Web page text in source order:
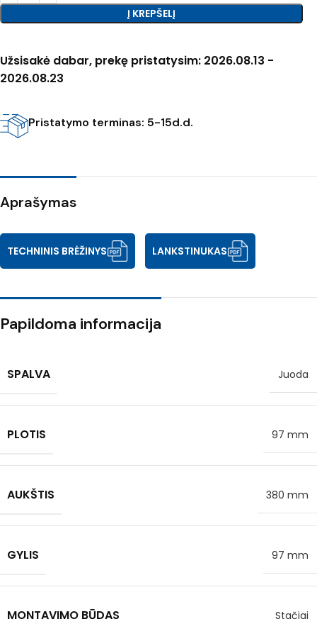
Į KREPŠELĮ
Užsisakė dabar, prekę pristatysim: 2026.08.13 -
2026.08.23
Pristatymo terminas: 5-15d.d.
Aprašymas
TECHNINIS BRĖŽINYS LANKSTINUKAS
Papildoma informacija
SPALVA Juoda
PLOTIS 97 mm
AUKŠTIS 380 mm
GYLIS 97 mm
MONTAVIMO BŪDAS Stačiai